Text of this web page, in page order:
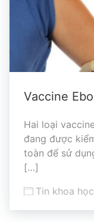
Vaccine
Hai loại
đang được
toàn để sử
[…]
Tin khoa học